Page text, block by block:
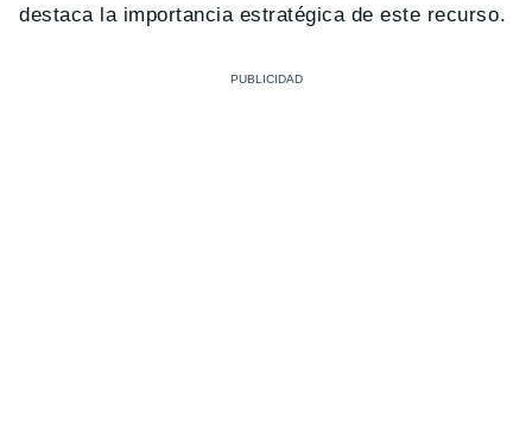
destaca la importancia estratégica de este recurso.